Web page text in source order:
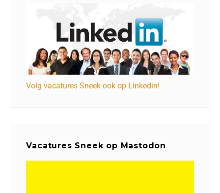
Volg vacatures Sneek ook op Linkedin!
Vacatures Sneek op Mastodon